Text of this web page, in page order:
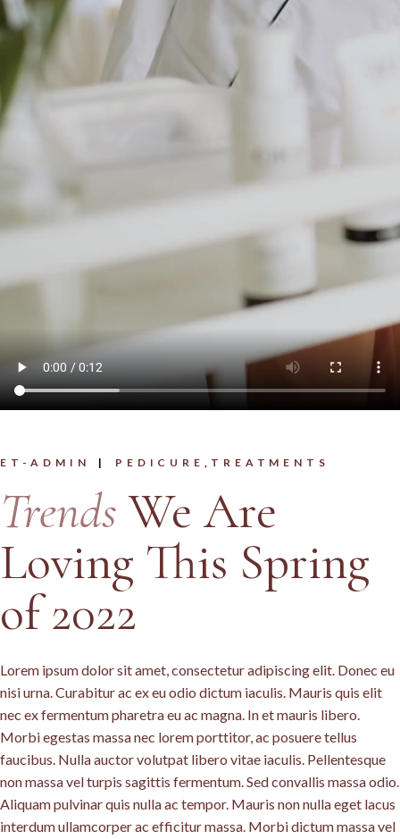
ET-ADMIN PEDICURE TREATMENTS
TrendsWe Are
Loving This Spring
of 2022
Lorem ipsum dolor sit amet, consectetur adipiscing elit. Donec eu
nisi urna. Curabitur ac ex eu odio dictum iaculis. Mauris quis elit
nec ex fermentum pharetra eu ac magna. In et mauris libero.
Morbi egestas massa nec lorem porttitor, ac posuere tellus
faucibus. Nulla auctor volutpat libero vitae iaculis. Pellentesque
non massa vel turpis sagittis fermentum. Sed convallis massa odio.
Aliquam pulvinar quis nulla ac tempor. Mauris non nulla eget lacus
interdum ullamcorper ac efficitur massa. Morbi dictum massa vel